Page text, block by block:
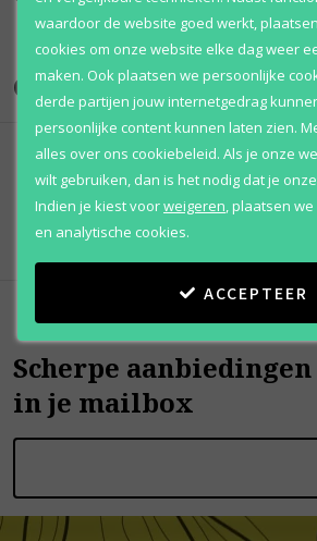
Onze merken
Scherpe aanbiedingen
in je mailbox
waardoor de website goed werkt,
cookies om onze website elke dag weer
maken. Ook plaatsen we persoonlijke
derde partijen jouw internetgedrag
persoonlijke content kunnen laten zien.
alles over ons cookiebeleid. Als je onze
wilt gebruiken, dan is het nodig dat je
Indien je kiest voorweigeren plaatsen
en analytische cookies.
ACCEPTEER